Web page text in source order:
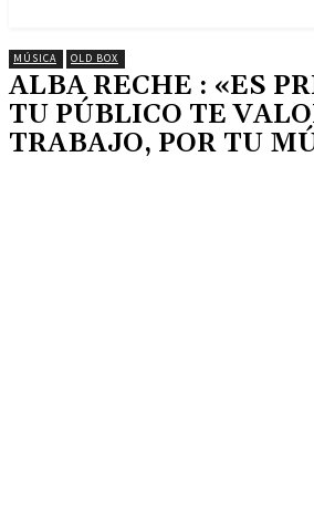
MÚSICA OLD BOX
ALBA RECHE : «ES
TU PÚBLICO TE
TRABAJO, POR TU